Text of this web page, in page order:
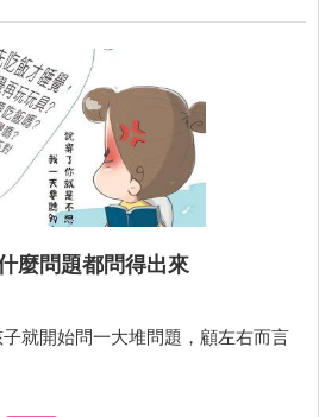
麼問題都問得出來
就開始問一大堆問題，顧左右而言